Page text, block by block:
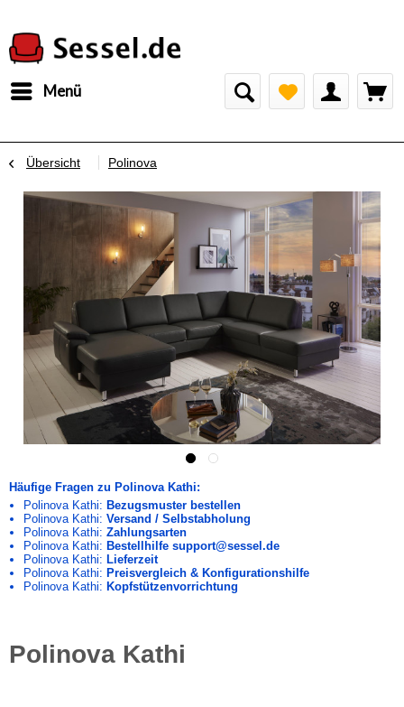
Menü
Übersicht Polinova
Häufige Fragen zu Polinova Kathi:
Polinova Kathi: Bezugsmuster bestellen
Polinova Kathi: Versand / Selbstabholung
Polinova Kathi: Zahlungsarten
Polinova Kathi: Bestellhilfe support@sessel.de
Polinova Kathi: Lieferzeit
Polinova Kathi: Preisvergleich & Konfigurationshilfe
Polinova Kathi: Kopfstützenvorrichtung
Polinova Kathi